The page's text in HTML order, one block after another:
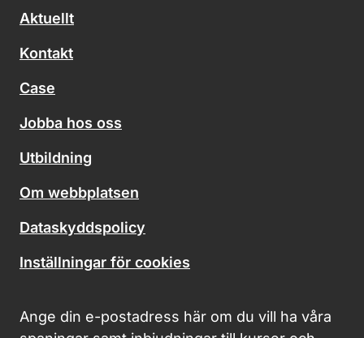
Aktuellt
Kontakt
Case
Jobba hos oss
Utbildning
Om webbplatsen
Dataskyddspolicy
Inställningar för cookies
Ange din e-postadress här om du vill ha våra